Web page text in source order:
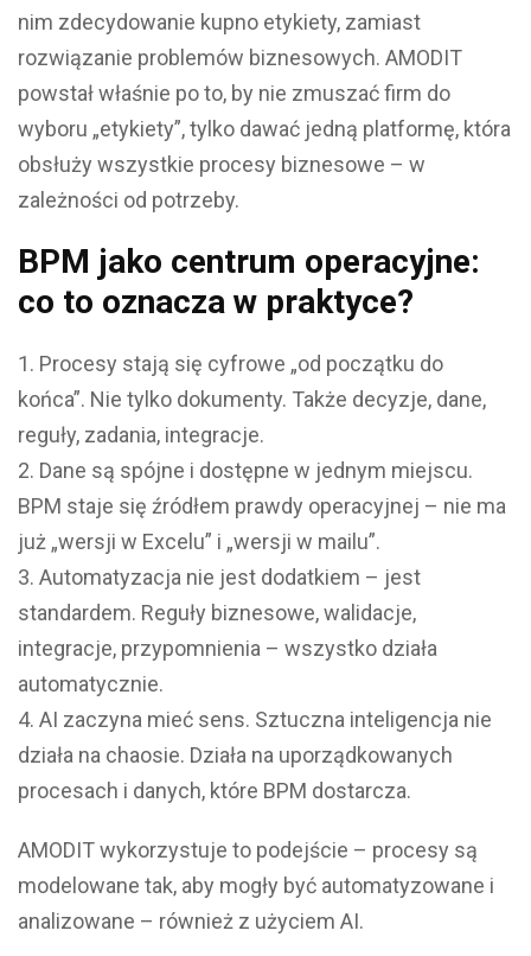
nim zdecydowanie kupno etykiety, zamiast
rozwiązanie problemów biznesowych. AMODIT
powstał właśnie po to, by nie zmuszać firm do
wyboru „etykiety”, tylko dawać jedną platformę, która
obsłuży wszystkie procesy biznesowe – w
zależności od potrzeby.
BPM jako centrum operacyjne:
co to oznacza w praktyce?
Procesy stają się cyfrowe „od początku do
końca”. Nie tylko dokumenty. Także decyzje, dane,
reguły, zadania, integracje.
Dane są spójne i dostępne w jednym miejscu.
BPM staje się źródłem prawdy operacyjnej – nie ma
już „wersji w Excelu” i „wersji w mailu”.
Automatyzacja nie jest dodatkiem – jest
standardem. Reguły biznesowe, walidacje,
integracje, przypomnienia – wszystko działa
automatycznie.
AI zaczyna mieć sens. Sztuczna inteligencja nie
działa na chaosie. Działa na uporządkowanych
procesach i danych, które BPM dostarcza.
AMODIT wykorzystuje to podejście – procesy są
modelowane tak, aby mogły być automatyzowane i
analizowane – również z użyciem AI.